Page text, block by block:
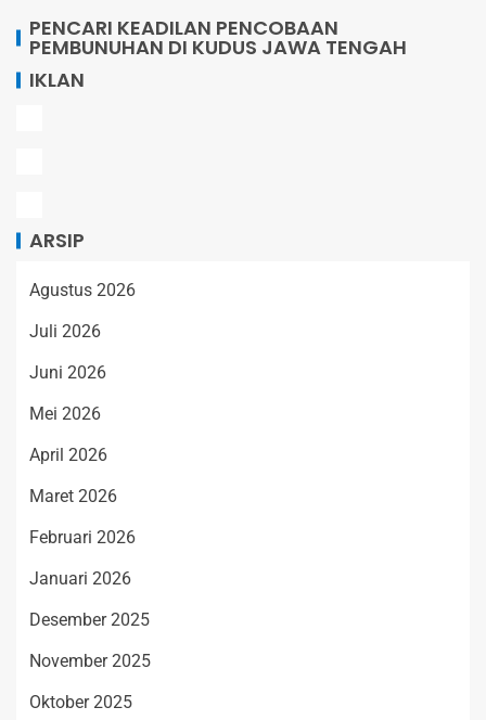
PENCARI KEADILAN PENCOBAAN
PEMBUNUHAN DI KUDUS JAWA TENGAH
IKLAN
ARSIP
Agustus 2026
Juli 2026
Juni 2026
Mei 2026
April 2026
Maret 2026
Februari 2026
Januari 2026
Desember 2025
November 2025
Oktober 2025